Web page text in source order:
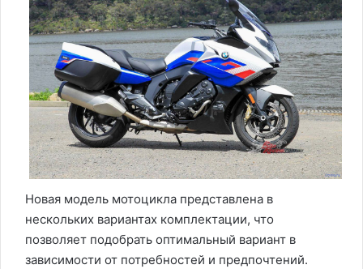
Новая модель мотоцикла представлена в
нескольких вариантах комплектации, что
позволяет подобрать оптимальный вариант в
зависимости от потребностей и предпочтений.